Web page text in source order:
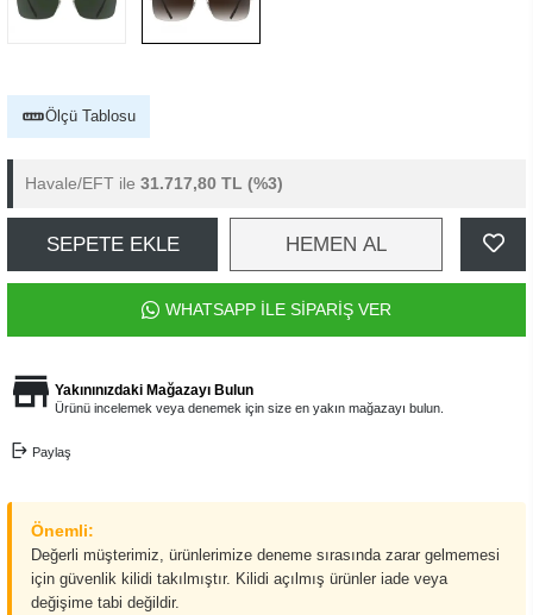
Ölçü Tablosu
Havale/EFT ile 31.717,80 TL (%3)
SEPETE EKLE HEMEN AL
WHATSAPP İLE SİPARİŞ VER
Yakınınızdaki Mağazayı Bulun
Ürünü incelemek veya denemek için size en yakın mağazayı bulun.
Paylaş
Önemli:
Değerli müşterimiz, ürünlerimize deneme sırasında zarar gelmemesi
için güvenlik kilidi takılmıştır. Kilidi açılmış ürünler iade veya
değişime tabi değildir.